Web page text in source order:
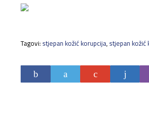
Tagovi: stjepan kožić korupcija, stjepan kožić